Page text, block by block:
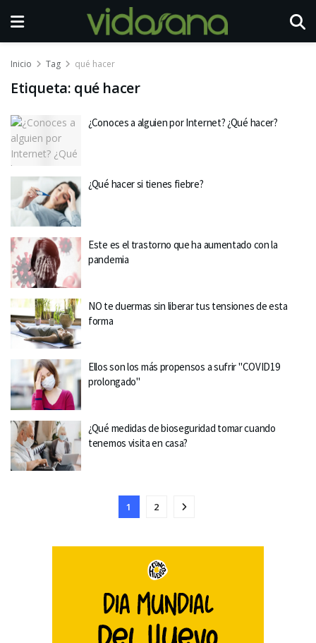
Inicio Tag qué hacer
Etiqueta: qué hacer
¿Conoces a alguien por Internet? ¿Qué hacer?
¿Qué hacer si tienes fiebre?
Este es el trastorno que ha aumentado con la
pandemia
NO te duermas sin liberar tus tensiones de esta
forma
Ellos son los más propensos a sufrir "COVID19
prolongado"
¿Qué medidas de bioseguridad tomar cuando
tenemos visita en casa?
1 2